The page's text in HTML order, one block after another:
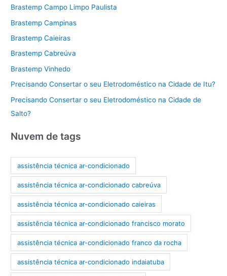
Brastemp Campo Limpo Paulista
Brastemp Campinas
Brastemp Caieiras
Brastemp Cabreúva
Brastemp Vinhedo
Precisando Consertar o seu Eletrodoméstico na Cidade de Itu?
Precisando Consertar o seu Eletrodoméstico na Cidade de
Salto?
Nuvem de tags
assistência técnica ar-condicionado
assistência técnica ar-condicionado cabreúva
assistência técnica ar-condicionado caieiras
assistência técnica ar-condicionado francisco morato
assistência técnica ar-condicionado franco da rocha
assistência técnica ar-condicionado indaiatuba